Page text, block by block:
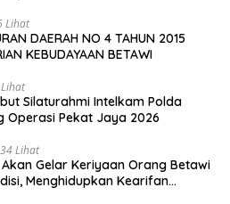
Lihat
DAERAH NO 4 TAHUN 2015
KEBUDAYAAN BETAWI
Silaturahmi Intelkam Polda
Operasi Pekat Jaya 2026
Lihat
Gelar Keriyaan Orang Betawi
Menghidupkan Kearifan